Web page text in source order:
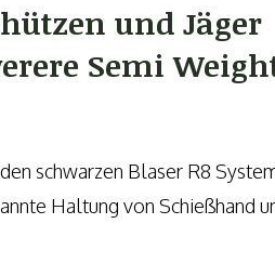
und Jäger
Semi
schwarzen Blaser R8
Haltung von Schießhand